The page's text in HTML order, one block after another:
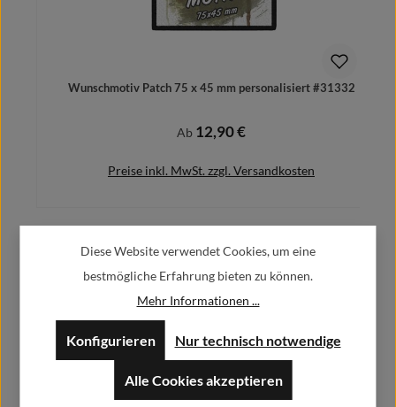
Wunschmotiv Patch 75 x 45 mm personalisiert #31332
Regulärer Preis:
Ab 12,90 €
Preise inkl. MwSt. zzgl. Versandkosten
Details
Herstellerinformationen:
Alfa GmbH / Alfashirt
52379 Langerwehe
info@alfashirt.de
Diese Website verwendet Cookies, um eine
bestmögliche Erfahrung bieten zu können.
Mehr Informationen ...
Nur technisch notwendige
Konfigurieren
Alle Cookies akzeptieren